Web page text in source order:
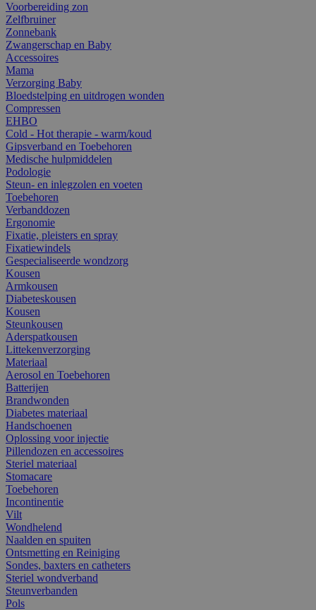
Voorbereiding zon
Zelfbruiner
Zonnebank
Zwangerschap en Baby
Accessoires
Mama
Verzorging Baby
Bloedstelping en uitdrogen wonden
Compressen
EHBO
Cold - Hot therapie - warm/koud
Gipsverband en Toebehoren
Medische hulpmiddelen
Podologie
Steun- en inlegzolen en voeten
Toebehoren
Verbanddozen
Ergonomie
Fixatie, pleisters en spray
Fixatiewindels
Gespecialiseerde wondzorg
Kousen
Armkousen
Diabeteskousen
Kousen
Steunkousen
Aderspatkousen
Littekenverzorging
Materiaal
Aerosol en Toebehoren
Batterijen
Brandwonden
Diabetes materiaal
Handschoenen
Oplossing voor injectie
Pillendozen en accessoires
Steriel materiaal
Stomacare
Toebehoren
Incontinentie
Vilt
Wondhelend
Naalden en spuiten
Ontsmetting en Reiniging
Sondes, baxters en catheters
Steriel wondverband
Steunverbanden
Pols